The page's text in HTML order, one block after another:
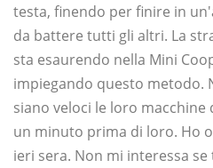
testa, finendo per finire in
da battere tutti gli altri. La
sta esaurendo nella Mini
impiegando questo metodo.
siano veloci le loro
un minuto prima di loro. Ho
ieri sera. Non mi interessa